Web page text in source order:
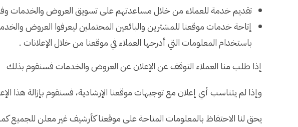
تقديم خدمة للعملاء من خلال مساعدتهم على تسويق العروض والخدمات
إتاحة خدمات موقعنا للمشترين والبائعين المحتملين ليعرفوا العروض
باستخدام المعلومات التي أدرجها العملاء في موقعنا من خلال الإعلانات .
إذا طلب منا العملاء التوقف عن الإعلان عن العروض والخدمات فسنقوم بذلك
وإذا لم يتناسب أي إعلان مع توجيهات موقعنا الإرشادية، فسنقوم بإزالة هذا
يحق لنا الاحتفاظ بالمعلومات المتاحة على موقعنا كأرشيف غير معلن للجميع